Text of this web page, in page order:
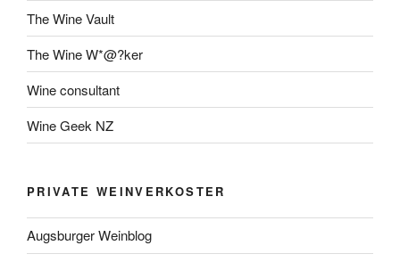
The Wine Vault
The Wine W*@?ker
Wine consultant
Wine Geek NZ
PRIVATE WEINVERKOSTER
Augsburger Weinblog